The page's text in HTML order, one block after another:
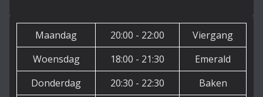
Maandag 20:00 - 22:00
Viergang
Woensdag
18:00 - 21:30
Emerald
Donderdag
20:30 - 22:30 Baken